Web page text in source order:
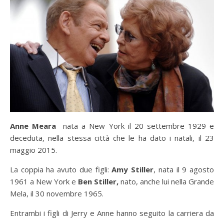
Anne Meara
nata a New York il 20 settembre 1929 e
deceduta, nella stessa città che le ha dato i natali, il 23
maggio 2015.
La coppia ha avuto due figli:Amy Stiller, nata il 9 agosto
1961 a New York e Ben Stiller, nato, anche lui nella Grande
Mela, il 30 novembre 1965.
Entrambi i figli di Jerry e Anne hanno seguito la carriera da